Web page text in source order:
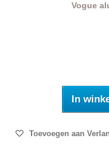
Vogue
In
Toevoegen aan